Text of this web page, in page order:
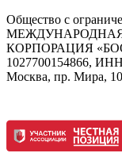
Общество с
КОРПОРАЦИЯ
1027700154866,
Москва, пр. Мира,